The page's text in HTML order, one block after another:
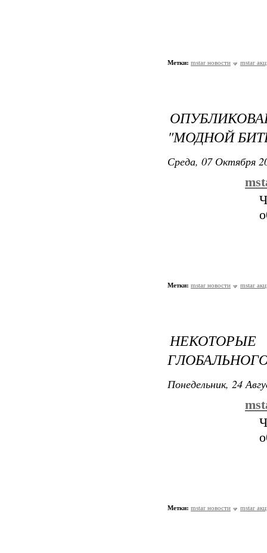
Метки: mstar новости mstar
"МОДНОЙ
Среда, 07 Октября
Метки: mstar новости mstar
Понедельник, 24
Метки: mstar новости mstar